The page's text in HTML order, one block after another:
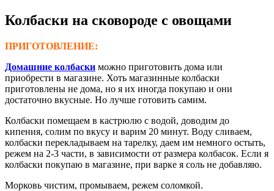
Колбаски на сковороде с овощами
ПРИГОТОВЛЕНИЕ:
Домашние колбаски можно приготовить дома или
приобрести в магазине. Хоть магазинные колбаски
приготовлены не дома, но я их иногда покупаю и они
достаточно вкусные. Но лучше готовить самим.
Колбаски помещаем в кастрюлю с водой, доводим до
кипения, солим по вкусу и варим 20 минут. Воду сливаем,
колбаски перекладываем на тарелку, даем им немного остыть,
режем на 2-3 части, в зависимости от размера колбасок. Если я
колбаски покупаю в магазине, при варке я соль не добавляю.
Морковь чистим, промываем, режем соломкой.